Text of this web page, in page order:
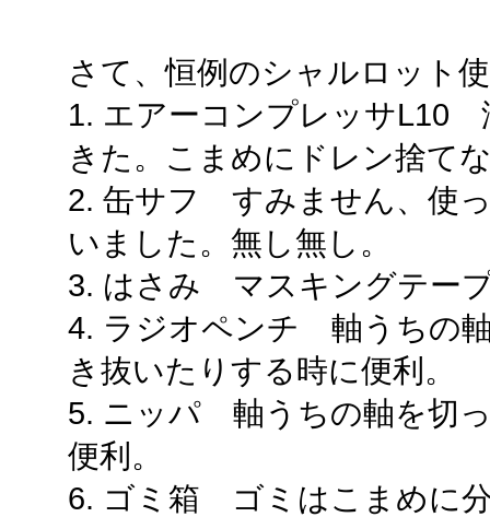
さて、恒例のシャルロット
1. エアーコンプレッサL10
きた。こまめにドレン捨て
2. 缶サフ すみません、使
いました。無し無し。
3. はさみ マスキングテー
4. ラジオペンチ 軸うちの
き抜いたりする時に便利。
5. ニッパ 軸うちの軸を切
便利。
6. ゴミ箱 ゴミはこまめに